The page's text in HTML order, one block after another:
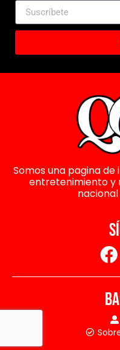
Somos una pagina
entretenimiento y